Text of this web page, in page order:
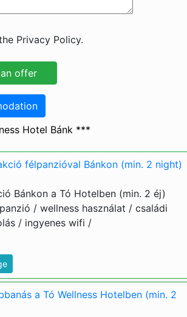
Privacy Policy.
Hotel Bánk ***
félpanzióval Bánkon (min. 2 night)
Bánkon a Tó Hotelben (min. 2 éj)
/ wellness használat / családi
/ ingyenes wifi /
a Tó Wellness Hotelben (min. 2